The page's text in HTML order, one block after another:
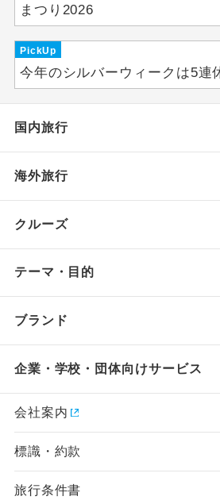
まつり2026
PickUp
今年のシルバーウィークは5連
国内旅行
海外旅行
クルーズ
テーマ・目的
ブランド
企業・学校・団体向けサービス
会社案内
標識・約款
旅行条件書